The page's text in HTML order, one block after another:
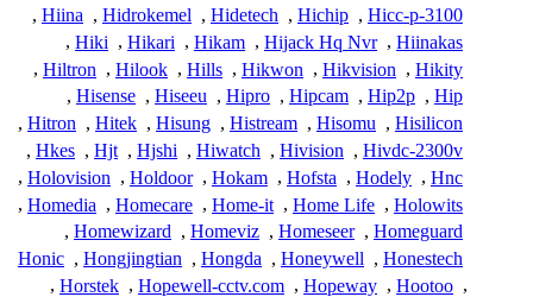
Hicc-p-3100
,
Hichip
,
Hidetech
,
Hidrokemel
,
Hiina
,
Hiinakas
,
Hijack Hq Nvr
,
Hikam
,
Hikari
,
Hiki
,
Hikity
,
Hikvision
,
Hikwon
,
Hills
,
Hilook
,
Hiltron
,
Hip
,
Hip2p
,
Hipcam
,
Hipro
,
Hiseeu
,
Hisense
,
Hisilicon
,
Hisomu
,
Histream
,
Hisung
,
Hitek
,
Hitron
,
Hivdc-2300v
,
Hivision
,
Hiwatch
,
Hjshi
,
Hjt
,
Hkes
,
Hnc
,
Hodely
,
Hofsta
,
Hokam
,
Holdoor
,
Holovision
,
Holowits
,
Home Life
,
Home-it
,
Homecare
,
Homedia
,
Homeguard
,
Homeseer
,
Homeviz
,
Homewizard
,
Honestech
,
Honeywell
,
Hongda
,
Hongjingtian
,
Honic
,
Hootoo
,
Hopeway
,
Hopewell-cctv.com
,
Horstek
,